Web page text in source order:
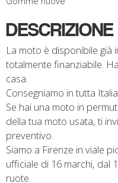
DESCRIZIONE
La moto è disponibile già
totalmente finanziabile.
casa.
Consegniamo in tutta
Se hai una moto in
della tua moto usata, ti
preventivo.
Siamo a Firenze in viale
ufficiale di 16 marchi, dal
ruote.